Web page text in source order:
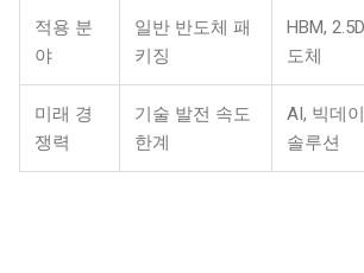
적용 분
야
일반 반도체 패
키징
HBM,
도체
미래 경
쟁력
기술 발전 속도
한계
AI, 빅데
솔루션